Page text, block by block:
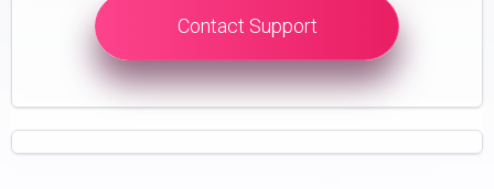
Contact Support